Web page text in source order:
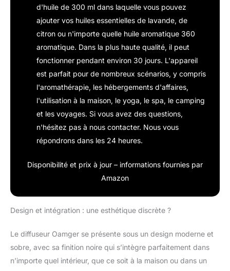
d'huile de 300 ml dans laquelle vous pouvez
ajouter vos huiles essentielles de lavande, de
citron ou n'importe quelle huile aromatique 360
aromatique. Dans la plus haute qualité, il peut
fonctionner pendant environ 30 jours. L'appareil
est parfait pour de nombreux scénarios, y compris
l'aromathérapie, les hébergements d'affaires,
l'utilisation à la maison, le yoga, le spa, le camping
et les voyages. Si vous avez des questions,
n'hésitez pas à nous contacter. Nous vous
répondrons dans les 24 heures.
Disponibilité et prix à jour – informations fournies par
Amazon
Design et intégration : une esthétique discrète ?
Le diffuseur Oamger se présente sous un design moderne et
sobre, avec sa finition noire qui s’intègre parfaitement dans
n’importe quel intérieur, que ce soit à la maison ou dans un